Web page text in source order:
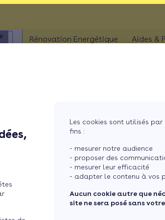
Les cookies sont utilisés
fins :
- mesurer notre audience
- proposer des
- mesurer leur efficacité
- adapter le contenu à vos
Aucun cookie autre que
site ne sera posé sans
Rénovation Energétique
Fenêtres
Aides &
des sujets complexes pour donner aux